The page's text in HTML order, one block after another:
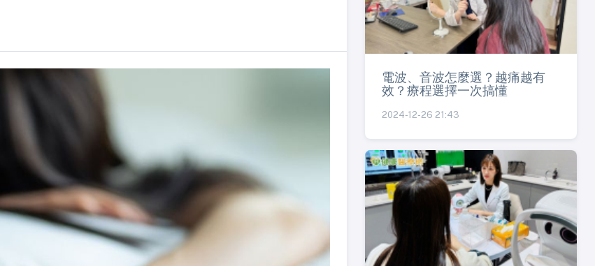
電波、音波怎麼選？越痛越有
效？療程選擇一次搞懂
2024-12-26 21:43